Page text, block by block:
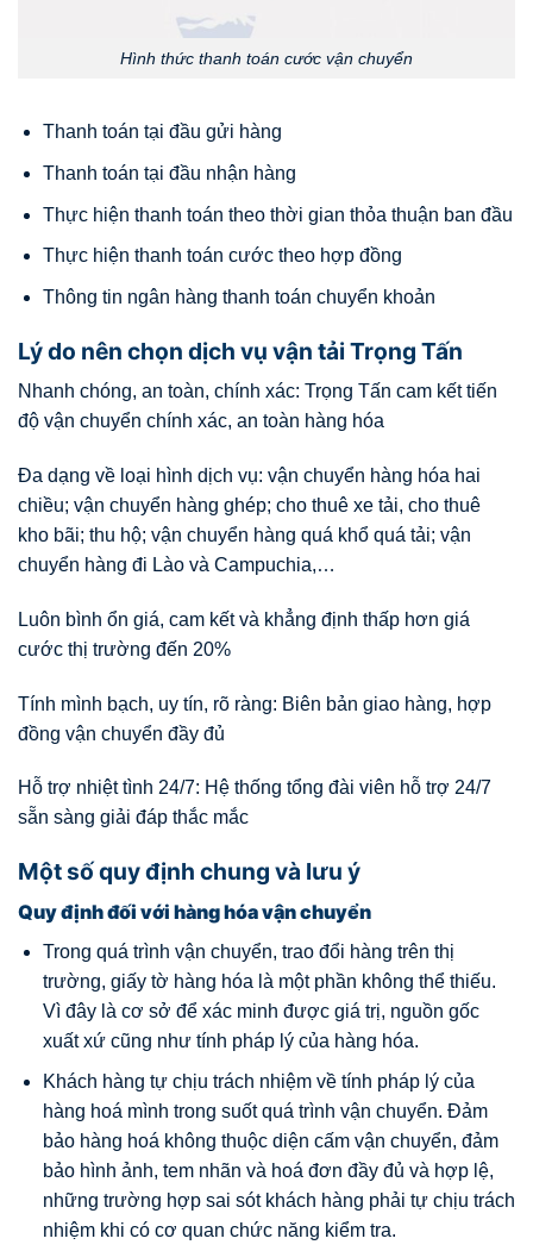
Hình thức thanh toán cước vận chuyển
Thanh toán tại đầu gửi hàng
Thanh toán tại đầu nhận hàng
Thực hiện thanh toán theo thời gian thỏa thuận ban đầu
Thực hiện thanh toán cước theo hợp đồng
Thông tin ngân hàng thanh toán chuyển khoản
Lý do nên chọn dịch vụ vận tải Trọng Tấn
Nhanh chóng, an toàn, chính xác: Trọng Tấn cam kết tiến
độ vận chuyển chính xác, an toàn hàng hóa
Đa dạng về loại hình dịch vụ: vận chuyển hàng hóa hai
chiều; vận chuyển hàng ghép; cho thuê xe tải, cho thuê
kho bãi; thu hộ; vận chuyển hàng quá khổ quá tải; vận
chuyển hàng đi Lào và Campuchia,…
Luôn bình ổn giá, cam kết và khẳng định thấp hơn giá
cước thị trường đến 20%
Tính mình bạch, uy tín, rõ ràng: Biên bản giao hàng, hợp
đồng vận chuyển đầy đủ
Hỗ trợ nhiệt tình 24/7: Hệ thống tổng đài viên hỗ trợ 24/7
sẵn sàng giải đáp thắc mắc
Một số quy định chung và lưu ý
Quy định đối với hàng hóa vận chuyển
Trong quá trình vận chuyển, trao đổi hàng trên thị
trường, giấy tờ hàng hóa là một phần không thể thiếu.
Vì đây là cơ sở để xác minh được giá trị, nguồn gốc
xuất xứ cũng như tính pháp lý của hàng hóa.
Khách hàng tự chịu trách nhiệm về tính pháp lý của
hàng hoá mình trong suốt quá trình vận chuyển. Đảm
bảo hàng hoá không thuộc diện cấm vận chuyển, đảm
bảo hình ảnh, tem nhãn và hoá đơn đầy đủ và hợp lệ,
những trường hợp sai sót khách hàng phải tự chịu trách
nhiệm khi có cơ quan chức năng kiểm tra.